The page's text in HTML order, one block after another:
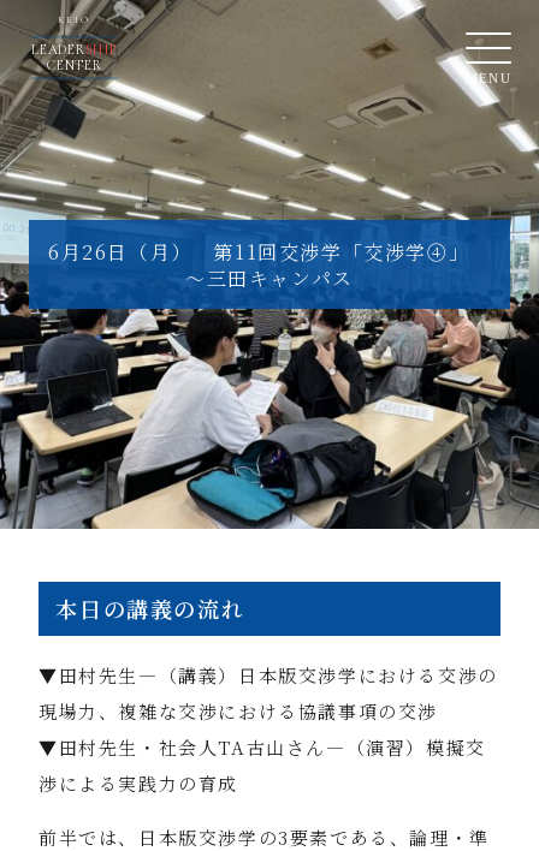
KEIO
LEADERSHIP
CENTER
MENU
6月26日（月） 第11回交渉学「交渉学④」
～三田キャンパス
本日の講義の流れ
▼田村先生―（講義）日本版交渉学における交渉の
現場力、複雑な交渉における協議事項の交渉
▼田村先生・社会人TA古山さん―（演習）模擬交
渉による実践力の育成
前半では、日本版交渉学の3要素である、論理・準